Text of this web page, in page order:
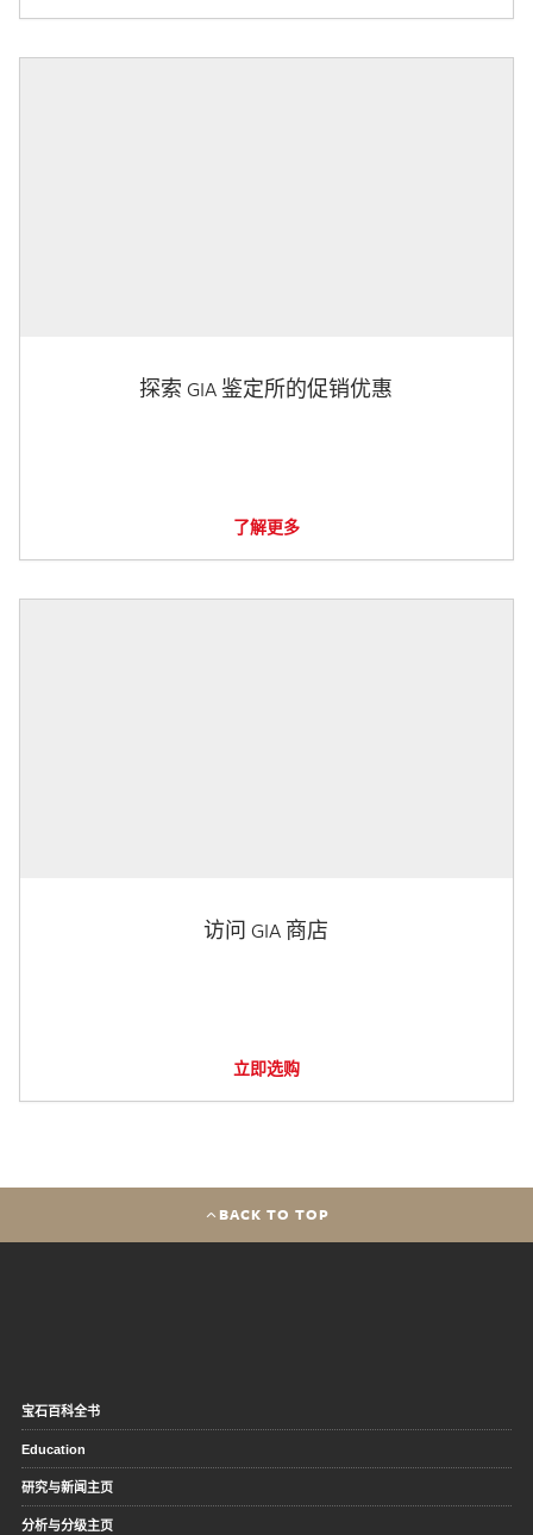
探索 GIA 鉴定所的促销优惠
了解更多
访问 GIA 商店
立即选购
BACK TO TOP
宝石百科全书
Education
研究与新闻主页
分析与分级主页